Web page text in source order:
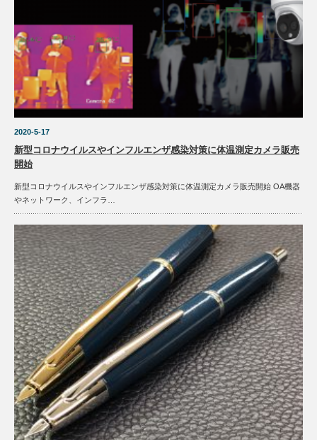
2020-5-17
新型コロナウイルスやインフルエンザ感染対策に体温測定カメラ販売
開始
新型コロナウイルスやインフルエンザ感染対策に体温測定カメラ販売開始 OA機器
やネットワーク、インフラ…